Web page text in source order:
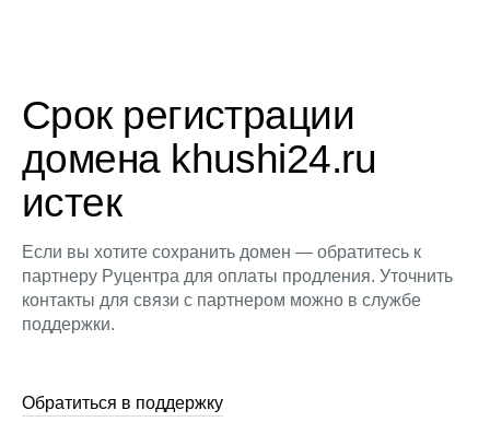
Срок регистрации
домена khushi24.ru
истек
Если вы хотите сохранить домен — обратитесь к
партнеру Руцентра для оплаты продления. Уточнить
контакты для связи с партнером можно в службе
поддержки.
Обратиться в поддержку